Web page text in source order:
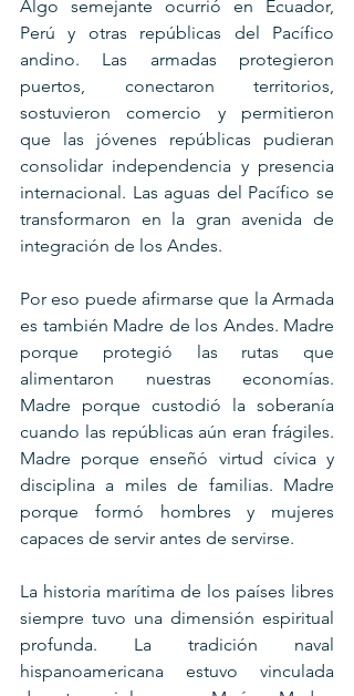
Algo semejante ocurrió en Ecuador,
Perú y otras repúblicas del Pacífico
andino. Las armadas protegieron
puertos, conectaron territorios,
sostuvieron comercio y permitieron
que las jóvenes repúblicas pudieran
consolidar independencia y presencia
internacional. Las aguas del Pacífico se
transformaron en la gran avenida de
integración de los Andes.
Por eso puede afirmarse que la Armada
es también Madre de los Andes. Madre
porque protegió las rutas que
alimentaron nuestras economías.
Madre porque custodió la soberanía
cuando las repúblicas aún eran frágiles.
Madre porque enseñó virtud cívica y
disciplina a miles de familias. Madre
porque formó hombres y mujeres
capaces de servir antes de servirse.
La historia marítima de los países libres
siempre tuvo una dimensión espiritual
profunda. La tradición naval
hispanoamericana estuvo vinculada